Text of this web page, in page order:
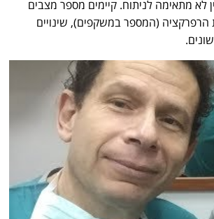
מתאימה לניתוח. קיימים מספר מצבים
הרפרקציה (המספר במשקפים), שינויים